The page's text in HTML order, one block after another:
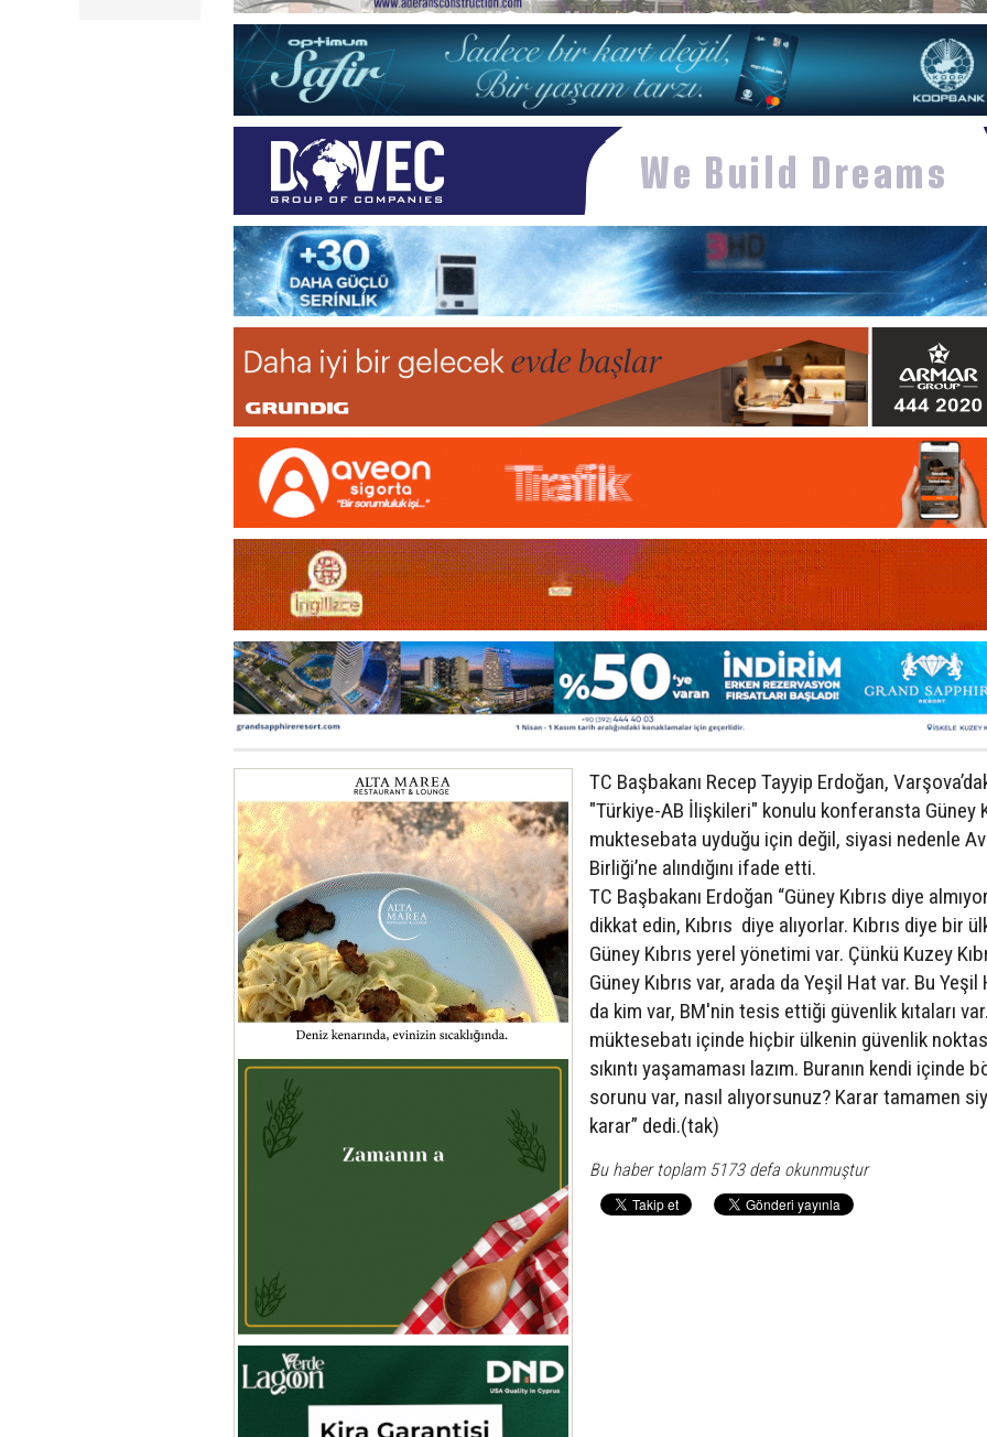
TC Başbakanı Recep Tayyip Erdoğan,
"Türkiye-AB İlişkileri" konulu konferansta Güney
muktesebata uyduğu için değil, siyasi nedenle
Birliği’ne alındığını ifade etti.
TC Başbakanı Erdoğan “Güney Kıbrıs diye
dikkat edin, Kıbrıs diye alıyorlar. Kıbrıs diye bir
Güney Kıbrıs yerel yönetimi var. Çünkü Kuzey
Güney Kıbrıs var, arada da Yeşil Hat var. Bu
da kim var, BM'nin tesis ettiği güvenlik kıtaları
müktesebatı içinde hiçbir ülkenin güvenlik
sıkıntı yaşamaması lazım. Buranın kendi içinde
sorunu var, nasıl alıyorsunuz? Karar tamamen
karar” dedi.(tak)
Bu haber toplam 5173 defa okunmuştur